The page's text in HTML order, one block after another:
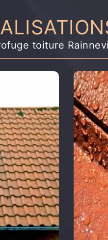
toiture